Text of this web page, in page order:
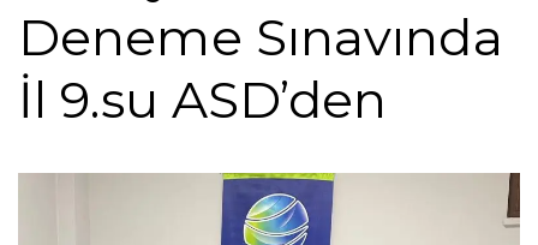
Deneme Sınavında
İl 9.su ASD’den